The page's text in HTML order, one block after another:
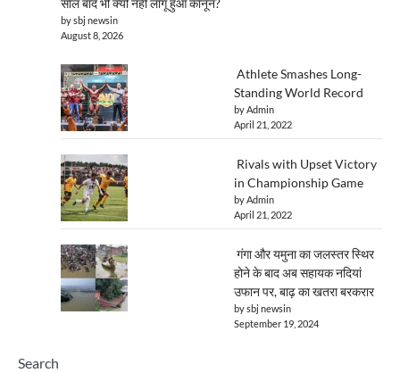
साल बाद भी क्यों नहीं लागू हुआ कानून?
by sbj newsin
August 8, 2026
Athlete Smashes Long-
Standing World Record
by Admin
April 21, 2022
Rivals with Upset Victory
in Championship Game
by Admin
April 21, 2022
गंगा और यमुना का जलस्तर स्थिर
होने के बाद अब सहायक नदियां
उफान पर, बाढ़ का खतरा बरकरार
by sbj newsin
September 19, 2024
Search